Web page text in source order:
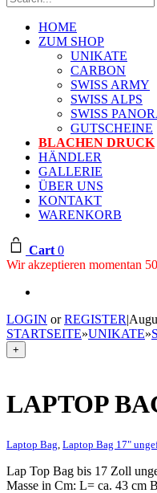
HOME
ZUM SHOP
UNIKATE
CARBON
SWISS ARMY
SWISS ALPS
SWISS
GUTSCHEINE
BLACHEN DRUCK
HÄNDLER
GALLERIE
ÜBER UNS
KONTAKT
WARENKORB
Cart 0
Wir akzeptieren momentan
LOGIN orREGISTER|
STARTSEITE»UNIKATE»
+
LAPTOP
Laptop Bag Laptop Bag 17"
Lap Top Bag bis 17 Zoll
Masse in Cm: L= ca. 43 cm